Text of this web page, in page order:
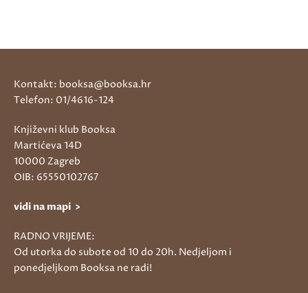
Kontakt: booksa@booksa.hr
Telefon: 01/4616-124
Književni klub Booksa
Martićeva 14D
10000 Zagreb
OIB: 65550102767
vidi na mapi >
RADNO VRIJEME:
Od utorka do subote od 10 do 20h. Nedjeljom i
ponedjeljkom Booksa ne radi!